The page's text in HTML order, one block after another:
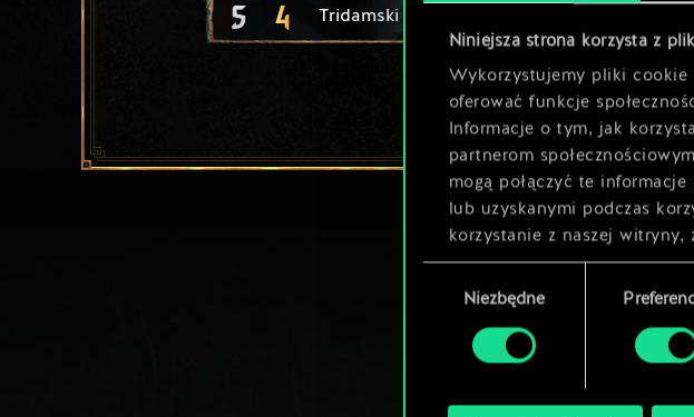
Niniejsza strona korzysta z
Wykorzystujemy pliki cookie
oferować funkcje
Informacje o tym, jak
partnerom
mogą połączyć te
lub uzyskanymi podczas
korzystanie z naszej witryny,
zgodyNiezbędne
5 4 Tridamski piechur